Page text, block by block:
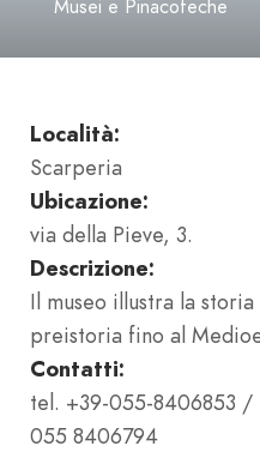
Musei e Pinacoteche
Località:
Scarperia
Ubicazione:
via della Pieve, 3.
Descrizione:
Il museo illustra la
preistoria fino al
Contatti:
tel. +39-055-8406853
055 8406794